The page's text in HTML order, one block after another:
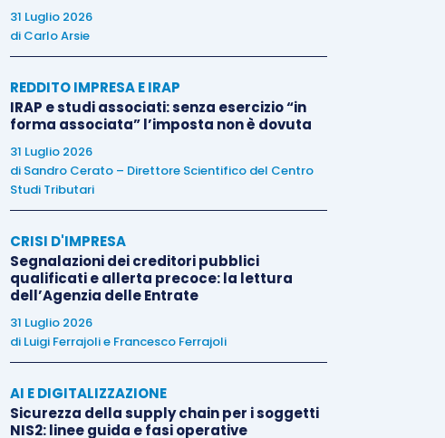
31 Luglio 2026
di Carlo Arsie
REDDITO IMPRESA E IRAP
IRAP e studi associati: senza esercizio “in
forma associata” l’imposta non è dovuta
31 Luglio 2026
di Sandro Cerato – Direttore Scientifico del Centro
Studi Tributari
CRISI D'IMPRESA
Segnalazioni dei creditori pubblici
qualificati e allerta precoce: la lettura
dell’Agenzia delle Entrate
31 Luglio 2026
di Luigi Ferrajolie Francesco Ferrajoli
AI E DIGITALIZZAZIONE
Sicurezza della supply chain per i soggetti
NIS2: linee guida e fasi operative